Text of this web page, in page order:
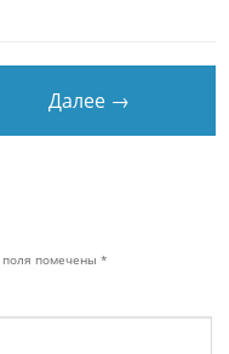
Далее →
поля помечены*